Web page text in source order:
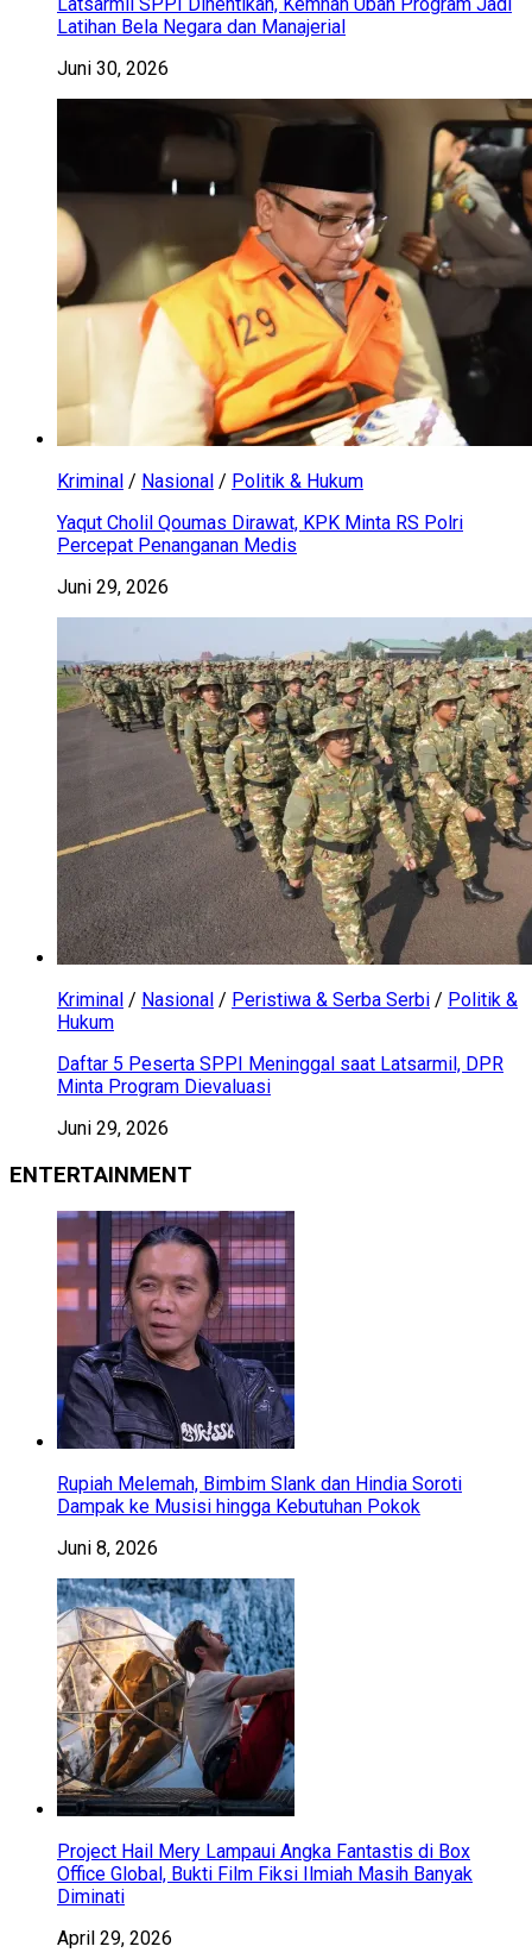
Latihan Bela Negara dan Manajerial
Juni 30, 2026
Kriminal / Nasional / Politik & Hukum
Yaqut Cholil Qoumas Dirawat, KPK Minta RS Polri
Percepat Penanganan Medis
Juni 29, 2026
Kriminal / Nasional / Peristiwa & Serba Serbi / Politik &
Hukum
Daftar 5 Peserta SPPI Meninggal saat Latsarmil, DPR
Minta Program Dievaluasi
Juni 29, 2026
ENTERTAINMENT
Rupiah Melemah, Bimbim Slank dan Hindia Soroti
Dampak ke Musisi hingga Kebutuhan Pokok
Juni 8, 2026
Project Hail Mery Lampaui Angka Fantastis di Box
Office Global, Bukti Film Fiksi Ilmiah Masih Banyak
Diminati
April 29, 2026